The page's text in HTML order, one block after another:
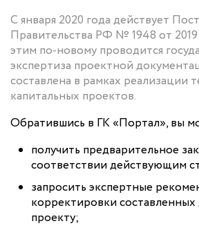
С января 2020 года действует
Правительства РФ № 1948 от 2019
этим по-новому проводится
экспертиза проектной
составлена в рамках реализации
капитальных проектов.
Обратившись в ГК «Портал», вы
получить предварительное
соответствии действующим
запросить экспертные
корректировки
проекту;